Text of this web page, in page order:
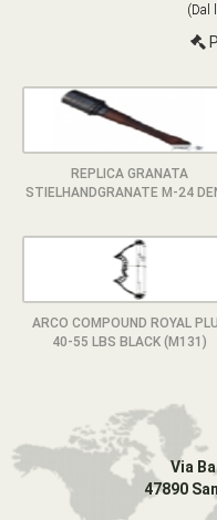
(Dal
REPLICA GRANATA
STIELHANDGRANATE M-24
ARCO COMPOUND ROYAL
40-55 LBS BLACK (M131)
Via
47890